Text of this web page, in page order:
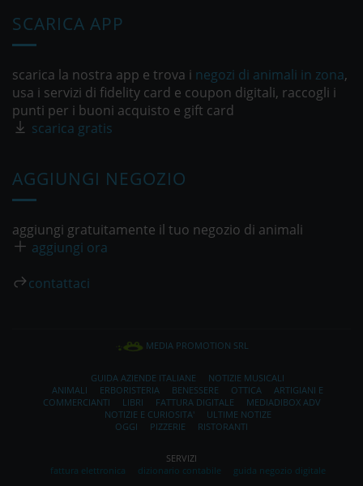
SCARICA APP
scarica la nostra app e trova i negozi di animali in zona,
usa i servizi di fidelity card e coupon digitali, raccogli i
punti per i buoni acquisto e gift card
scarica gratis
AGGIUNGI NEGOZIO
aggiungi gratuitamente il tuo negozio di animali
aggiungi ora
contattaci
MEDIA PROMOTION SRL
GUIDA AZIENDE ITALIANE
NOTIZIE MUSICALI
ANIMALI
ERBORISTERIA BENESSERE OTTICA
ARTIGIANI E
COMMERCIANTI
LIBRI FATTURA DIGITALE
MEDIADIBOX ADV
NOTIZIE E CURIOSITA'
ULTIME NOTIZE
OGGI
PIZZERIE RISTORANTI
SERVIZI
fattura elettronica
dizionario contabile guida negozio digitale